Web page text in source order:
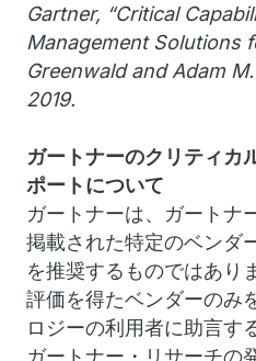
Gartner, “Critical
Management Solutions
Greenwald and Adam
2019.
ガートナーのクリティカ
ポートについて
ガートナーは、ガートナ
掲載された特定のベンダ
を推奨するものではあり
評価を得たベンダーのみ
ロジーの利用者に助言す
ガートナー・リサーチの